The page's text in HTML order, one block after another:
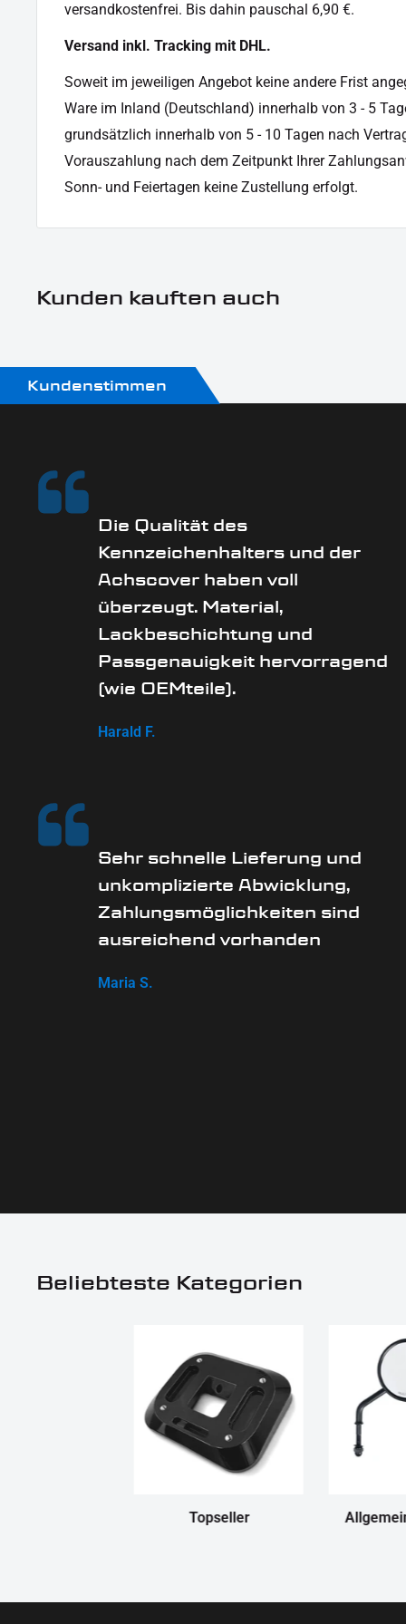
versandkostenfrei. Bis dahin pauschal 6,90 €.
Versand inkl. Tracking mit DHL.
Soweit im jeweiligen Angebot keine andere Frist
Ware im Inland (Deutschland) innerhalb von 3 - 5
grundsätzlich innerhalb von 5 - 10 Tagen nach
Vorauszahlung nach dem Zeitpunkt Ihrer
Sonn- und Feiertagen keine Zustellung erfolgt.
Kunden kauften auch
Kundenstimmen
Die Qualität des
Kennzeichenhalters und der
Achscover haben voll
überzeugt. Material,
Lackbeschichtung und
Passgenauigkeit hervorragend
(wie OEMteile).
Harald F.
Sehr schnelle Lieferung und
unkomplizierte Abwicklung,
Zahlungsmöglichkeiten sind
ausreichend vorhanden
Maria S.
Beliebteste Kategorien
Topseller